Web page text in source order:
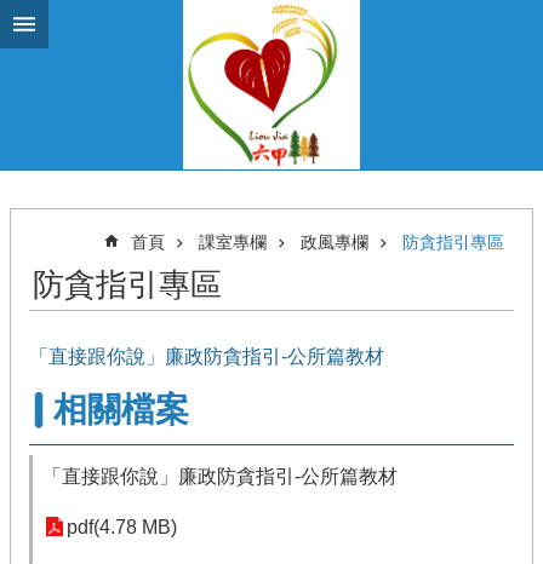
跳到主要內容區塊
首頁 課室專欄 政風專欄 防貪指引專區
防貪指引專區
「直接跟你說」廉政防貪指引-公所篇教材
相關檔案
「直接跟你說」廉政防貪指引-公所篇教材
pdf(4.78 MB)